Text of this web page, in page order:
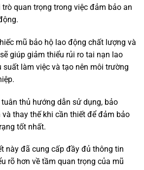
quan trọng trong việc đảm bảo an
mũ bảo hộ lao động chất lượng và
giúp giảm thiểu rủi ro tai nạn lao
suất làm việc và tạo nên môi trường
thủ hướng dẫn sử dụng, bảo
thay thế khi cần thiết để đảm bảo
tốt nhất.
này đã cung cấp đầy đủ thông tin
rõ hơn về tầm quan trọng của mũ